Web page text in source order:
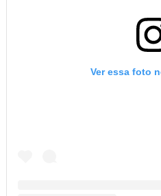
Ver essa foto